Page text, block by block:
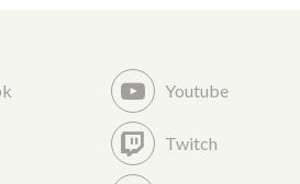
Youtube
Twitch